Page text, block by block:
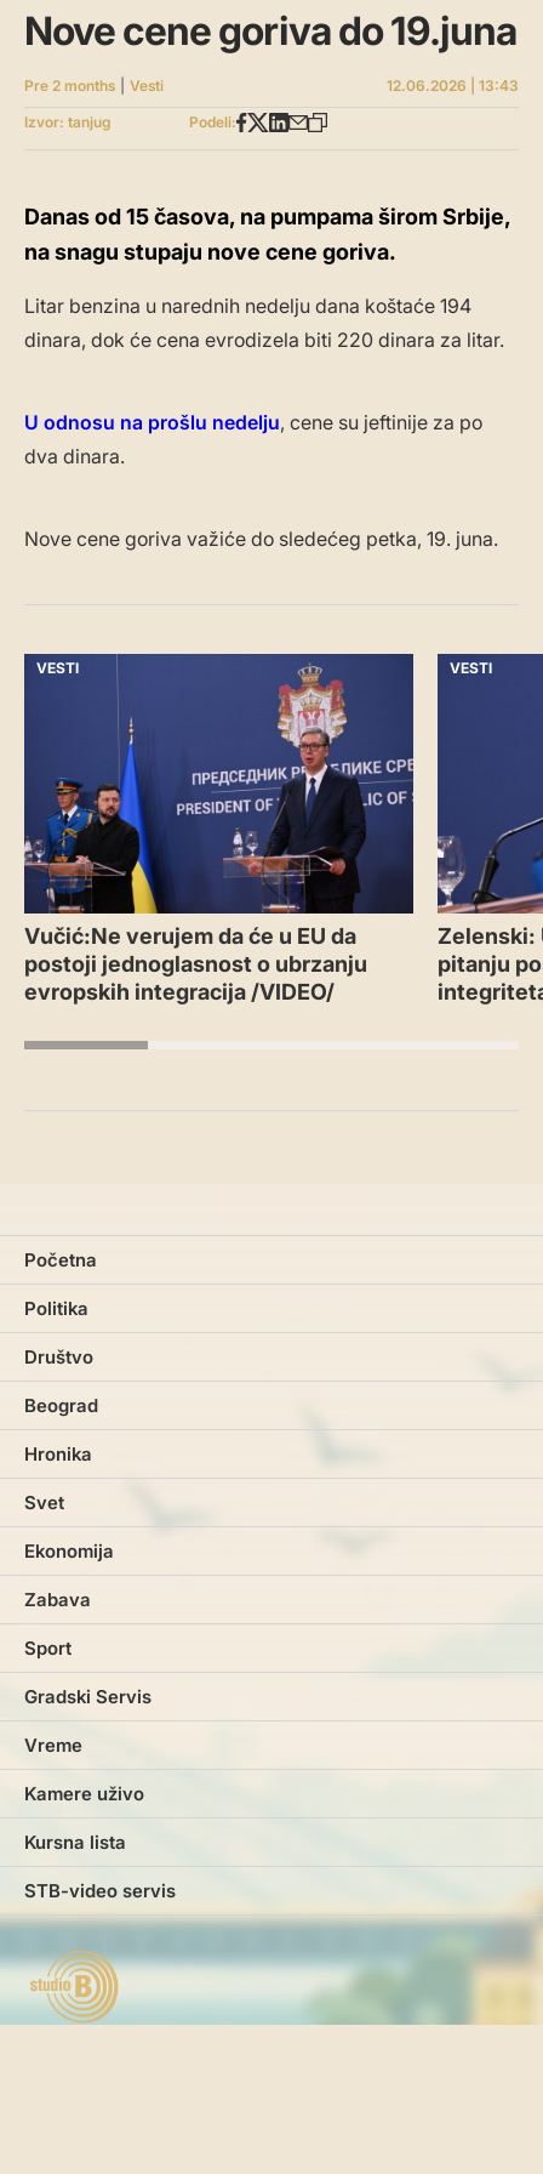
Nove cene goriva do 19.juna
Pre 2 months Vesti
12.06.2026 | 13:43
Izvor: tanjug
Podeli:
Danas od 15 časova, na pumpama širom Srbije,
na snagu stupaju nove cene goriva.
Litar benzina u narednih nedelju dana koštaće 194
dinara, dok će cena evrodizela biti 220 dinara za litar.
U odnosu na prošlu nedelju, cene su jeftinije za po
dva dinara.
Nove cene goriva važiće do sledećeg petka, 19. juna.
VESTI
Vučić:Ne verujem da će u EU da
postoji jednoglasnost o ubrzanju
evropskih integracija /VIDEO/
VESTI
Zelenski:
pitanju
Početna
Politika
Društvo
Beograd
Hronika
Svet
Ekonomija
Zabava
Sport
Gradski Servis
Vreme
Kamere uživo
Kursna lista
STB-video servis